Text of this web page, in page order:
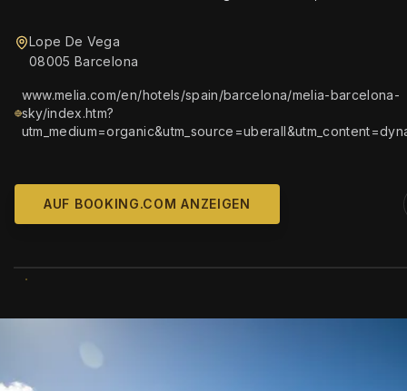
Lope De Vega
08005 Barcelona
www.melia.com/en/hotels/spain/barcelona/melia-barcelona-
sky/index.htm?
AUF BOOKING.COM ANZEIGEN